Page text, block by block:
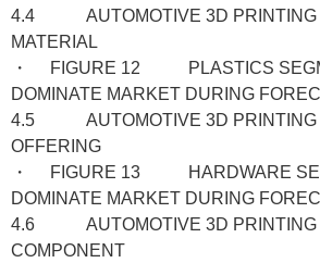
4.4 AUTOMOTIVE 3D PRINTING
MATERIAL
・ FIGURE 12 PLASTICS
DOMINATE MARKET DURING
4.5 AUTOMOTIVE 3D PRINTING
OFFERING
・ FIGURE 13 HARDWARE
DOMINATE MARKET DURING
4.6 AUTOMOTIVE 3D PRINTING
COMPONENT